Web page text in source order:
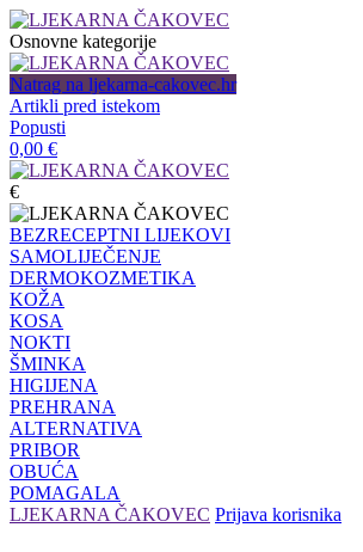
Osnovne kategorije
Natrag na ljekarna-cakovec.hr
Artikli pred istekom
Popusti
0,00 €
€
BEZRECEPTNI LIJEKOVI
SAMOLIJEČENJE
DERMOKOZMETIKA
KOŽA
KOSA
NOKTI
ŠMINKA
HIGIJENA
PREHRANA
ALTERNATIVA
PRIBOR
OBUĆA
POMAGALA
LJEKARNA ČAKOVEC Prijava korisnika